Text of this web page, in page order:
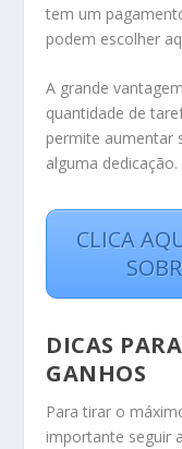
tem um
podem escolher
A grande
quantidade de
permite aumentar
alguma dedicação.
CLICA
DICAS
GANHOS
Para tirar o
importante seguir